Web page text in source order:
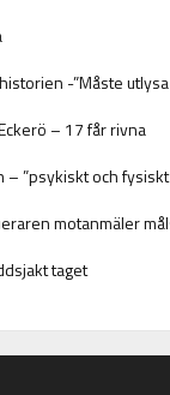
-”Måste
– 17 får rivna
– ”psykiskt och
motanmäler
taget